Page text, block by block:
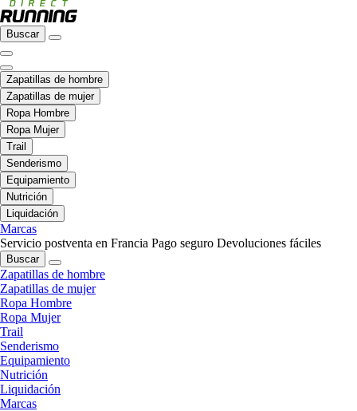
Buscar
Zapatillas de hombre
Zapatillas de mujer
Ropa Hombre
Ropa Mujer
Trail
Senderismo
Equipamiento
Nutrición
Liquidación
Marcas
Servicio postventa en Francia Pago seguro Devoluciones fáciles
Buscar
Zapatillas de hombre
Zapatillas de mujer
Ropa Hombre
Ropa Mujer
Trail
Senderismo
Equipamiento
Nutrición
Liquidación
Marcas